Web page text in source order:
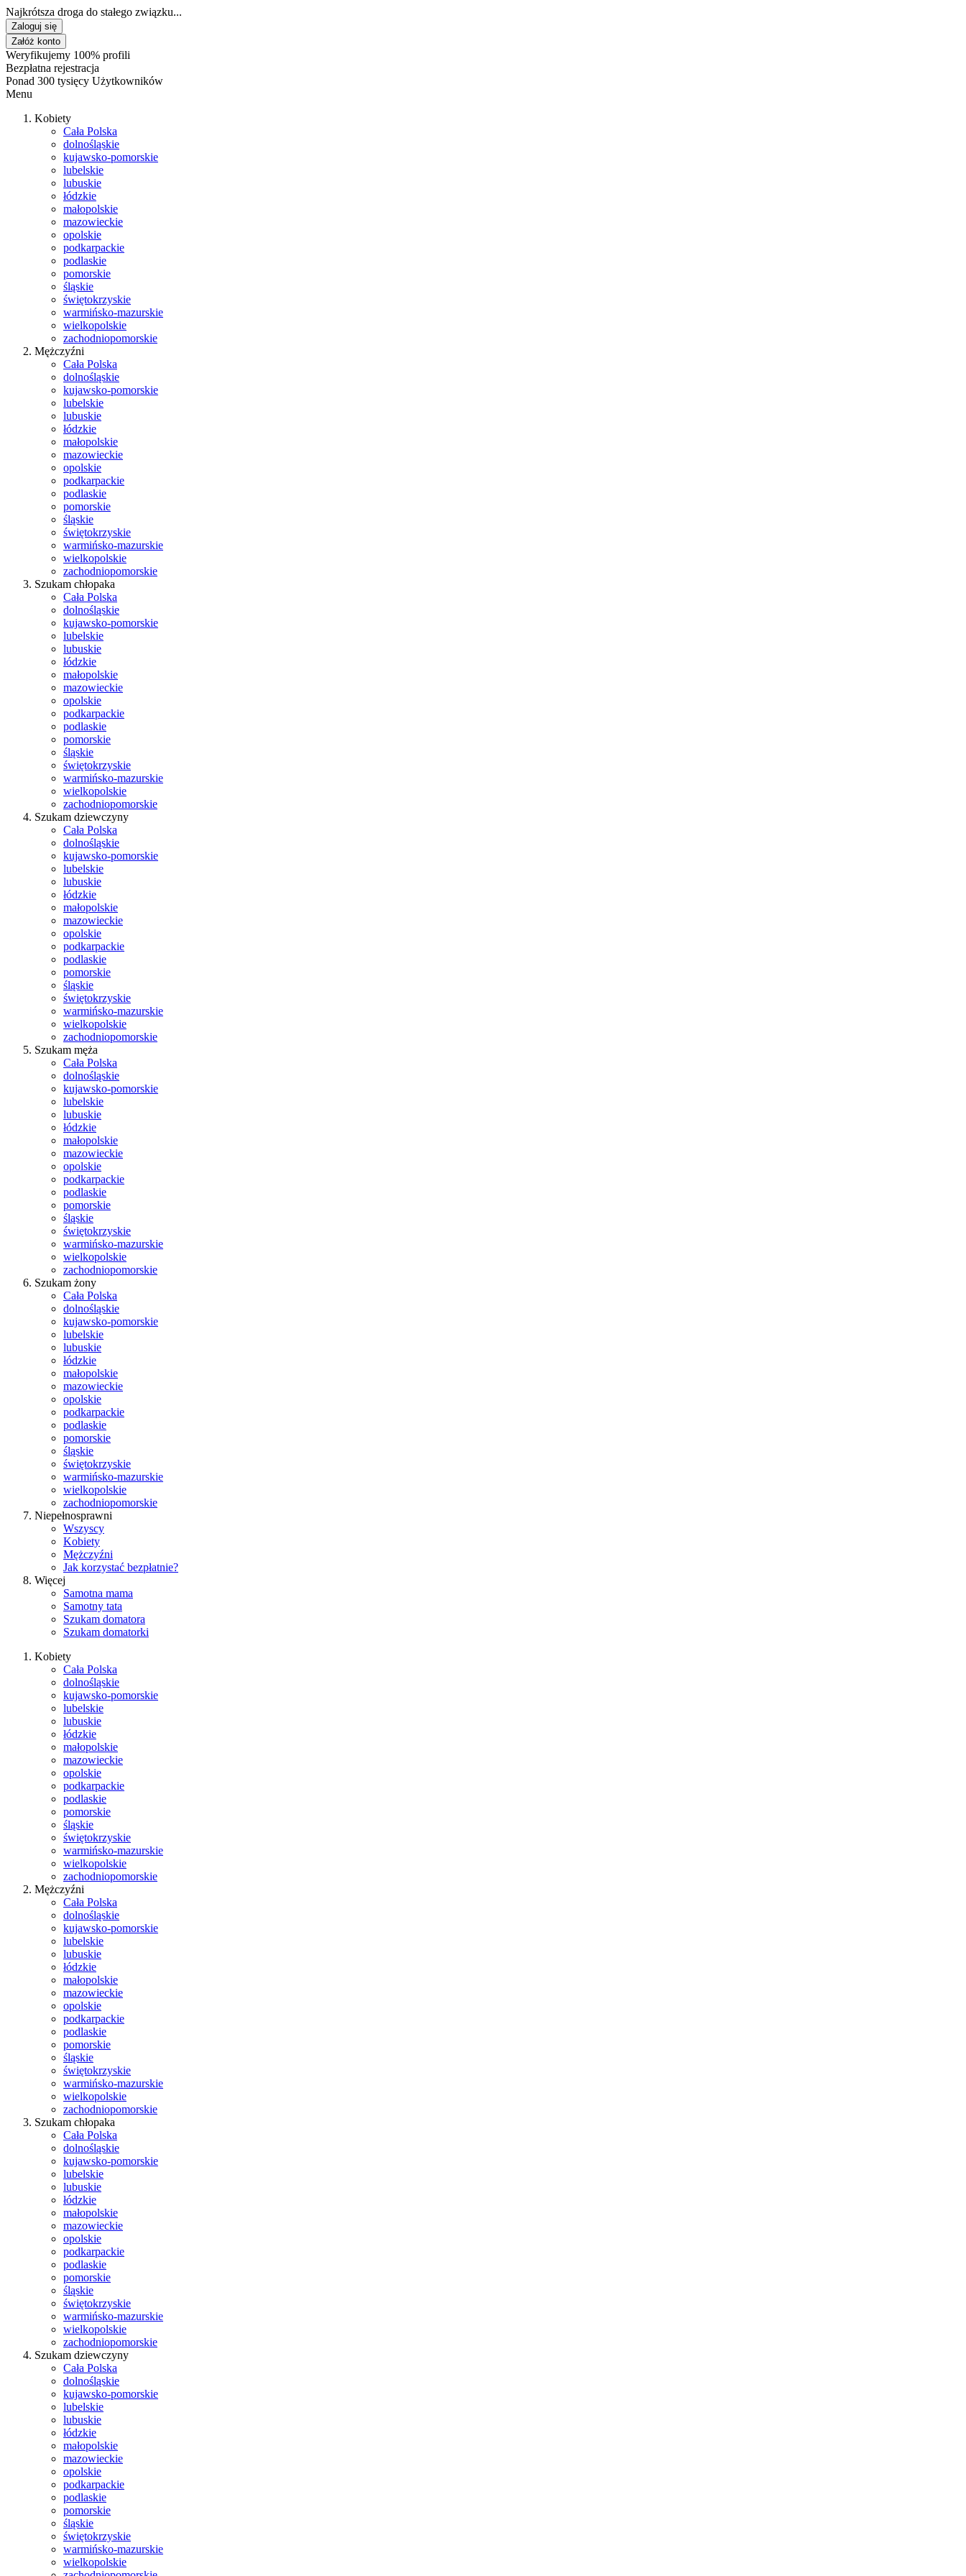
Najkrótsza droga do stałego związku...
Zaloguj się
Załóż konto
Weryfikujemy 100% profili
Bezpłatna rejestracja
Ponad 300 tysięcy Użytkowników
Menu
Kobiety
Cała Polska
dolnośląskie
kujawsko-pomorskie
lubelskie
lubuskie
łódzkie
małopolskie
mazowieckie
opolskie
podkarpackie
podlaskie
pomorskie
śląskie
świętokrzyskie
warmińsko-mazurskie
wielkopolskie
zachodniopomorskie
Mężczyźni
Cała Polska
dolnośląskie
kujawsko-pomorskie
lubelskie
lubuskie
łódzkie
małopolskie
mazowieckie
opolskie
podkarpackie
podlaskie
pomorskie
śląskie
świętokrzyskie
warmińsko-mazurskie
wielkopolskie
zachodniopomorskie
Szukam chłopaka
Cała Polska
dolnośląskie
kujawsko-pomorskie
lubelskie
lubuskie
łódzkie
małopolskie
mazowieckie
opolskie
podkarpackie
podlaskie
pomorskie
śląskie
świętokrzyskie
warmińsko-mazurskie
wielkopolskie
zachodniopomorskie
Szukam dziewczyny
Cała Polska
dolnośląskie
kujawsko-pomorskie
lubelskie
lubuskie
łódzkie
małopolskie
mazowieckie
opolskie
podkarpackie
podlaskie
pomorskie
śląskie
świętokrzyskie
warmińsko-mazurskie
wielkopolskie
zachodniopomorskie
Szukam męża
Cała Polska
dolnośląskie
kujawsko-pomorskie
lubelskie
lubuskie
łódzkie
małopolskie
mazowieckie
opolskie
podkarpackie
podlaskie
pomorskie
śląskie
świętokrzyskie
warmińsko-mazurskie
wielkopolskie
zachodniopomorskie
Szukam żony
Cała Polska
dolnośląskie
kujawsko-pomorskie
lubelskie
lubuskie
łódzkie
małopolskie
mazowieckie
opolskie
podkarpackie
podlaskie
pomorskie
śląskie
świętokrzyskie
warmińsko-mazurskie
wielkopolskie
zachodniopomorskie
Niepełnosprawni
Wszyscy
Kobiety
Mężczyźni
Jak korzystać bezpłatnie?
Więcej
Samotna mama
Samotny tata
Szukam domatora
Szukam domatorki
Kobiety
Cała Polska
dolnośląskie
kujawsko-pomorskie
lubelskie
lubuskie
łódzkie
małopolskie
mazowieckie
opolskie
podkarpackie
podlaskie
pomorskie
śląskie
świętokrzyskie
warmińsko-mazurskie
wielkopolskie
zachodniopomorskie
Mężczyźni
Cała Polska
dolnośląskie
kujawsko-pomorskie
lubelskie
lubuskie
łódzkie
małopolskie
mazowieckie
opolskie
podkarpackie
podlaskie
pomorskie
śląskie
świętokrzyskie
warmińsko-mazurskie
wielkopolskie
zachodniopomorskie
Szukam chłopaka
Cała Polska
dolnośląskie
kujawsko-pomorskie
lubelskie
lubuskie
łódzkie
małopolskie
mazowieckie
opolskie
podkarpackie
podlaskie
pomorskie
śląskie
świętokrzyskie
warmińsko-mazurskie
wielkopolskie
zachodniopomorskie
Szukam dziewczyny
Cała Polska
dolnośląskie
kujawsko-pomorskie
lubelskie
lubuskie
łódzkie
małopolskie
mazowieckie
opolskie
podkarpackie
podlaskie
pomorskie
śląskie
świętokrzyskie
warmińsko-mazurskie
wielkopolskie